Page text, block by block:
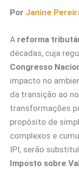
Por Janine
A reforma
décadas, cuja
Congresso
impacto no
da transição ao
transformações
propósito de
complexos e
IPI, serão
Imposto sobre